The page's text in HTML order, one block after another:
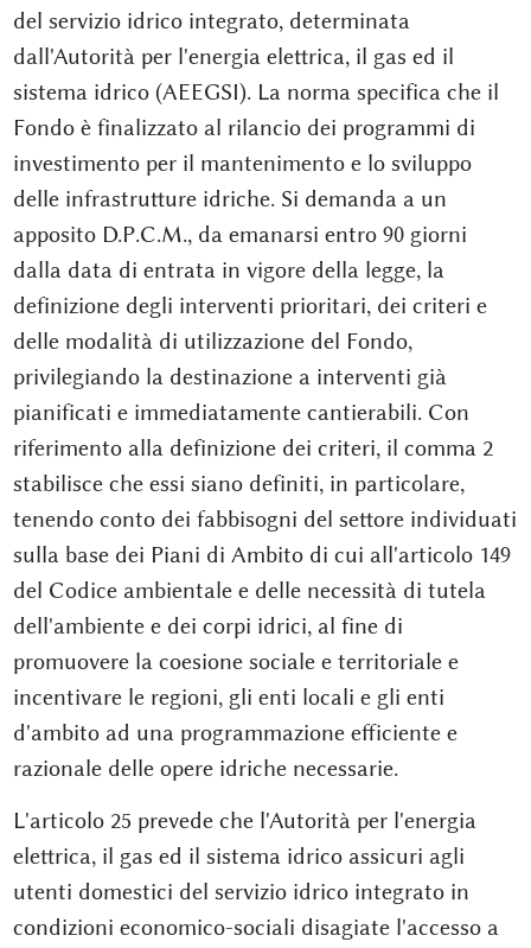
del servizio idrico integrato, determinata
dall'Autorità per l'energia elettrica, il gas ed il
sistema idrico (AEEGSI). La norma specifica che il
Fondo è finalizzato al rilancio dei programmi di
investimento per il mantenimento e lo sviluppo
delle infrastrutture idriche. Si demanda a un
apposito D.P.C.M., da emanarsi entro 90 giorni
dalla data di entrata in vigore della legge, la
definizione degli interventi prioritari, dei criteri e
delle modalità di utilizzazione del Fondo,
privilegiando la destinazione a interventi già
pianificati e immediatamente cantierabili. Con
riferimento alla definizione dei criteri, il comma 2
stabilisce che essi siano definiti, in particolare,
tenendo conto dei fabbisogni del settore individuati
sulla base dei Piani di Ambito di cui all'articolo 149
del Codice ambientale e delle necessità di tutela
dell'ambiente e dei corpi idrici, al fine di
promuovere la coesione sociale e territoriale e
incentivare le regioni, gli enti locali e gli enti
d'ambito ad una programmazione efficiente e
razionale delle opere idriche necessarie.
L'articolo 25 prevede che l'Autorità per l'energia
elettrica, il gas ed il sistema idrico assicuri agli
utenti domestici del servizio idrico integrato in
condizioni economico-sociali disagiate l'accesso a